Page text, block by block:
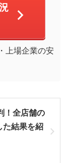
上場企業の安
！全店舗の
結果を紹